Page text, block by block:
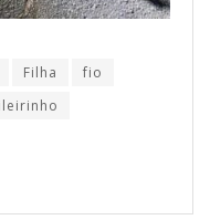
Filha
fio